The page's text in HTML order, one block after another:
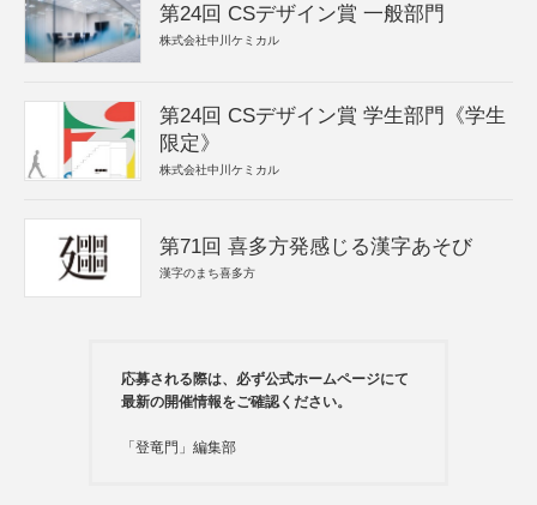
第24回 CSデザイン賞 一般部門
株式会社中川ケミカル
第24回 CSデザイン賞 学生部門《学生
限定》
株式会社中川ケミカル
第71回 喜多方発感じる漢字あそび
漢字のまち喜多方
応募される際は、必ず公式ホームページにて
最新の開催情報をご確認ください。
「登竜門」編集部